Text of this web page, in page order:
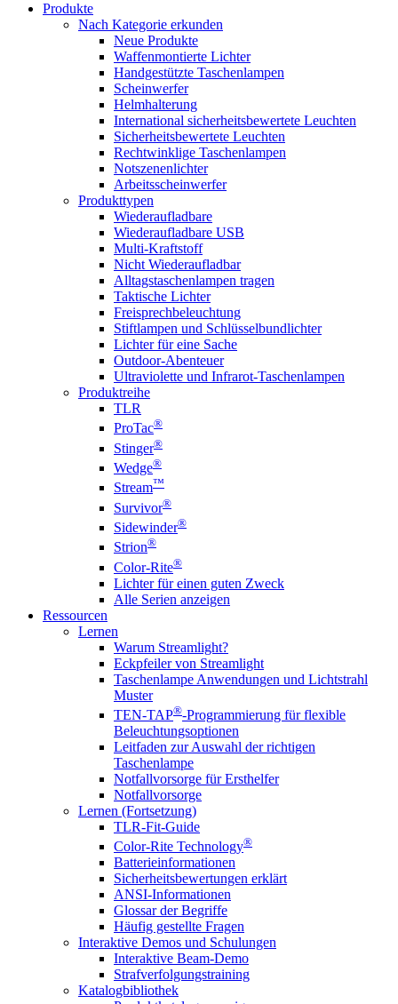
Produkte
Nach Kategorie erkunden
Neue Produkte
Waffenmontierte Lichter
Handgestützte Taschenlampen
Scheinwerfer
Helmhalterung
International sicherheitsbewertete Leuchten
Sicherheitsbewertete Leuchten
Rechtwinklige Taschenlampen
Notszenenlichter
Arbeitsscheinwerfer
Produkttypen
Wiederaufladbare
Wiederaufladbare USB
Multi-Kraftstoff
Nicht Wiederaufladbar
Alltagstaschenlampen tragen
Taktische Lichter
Freisprechbeleuchtung
Stiftlampen und Schlüsselbundlichter
Lichter für eine Sache
Outdoor-Abenteuer
Ultraviolette und Infrarot-Taschenlampen
Produktreihe
TLR
ProTac®
Stinger®
Wedge®
Stream™
Survivor®
Sidewinder®
Strion®
Color-Rite®
Lichter für einen guten Zweck
Alle Serien anzeigen
Ressourcen
Lernen
Warum Streamlight?
Eckpfeiler von Streamlight
Taschenlampe Anwendungen und Lichtstrahl
Muster
TEN-TAP®-Programmierung für flexible
Beleuchtungsoptionen
Leitfaden zur Auswahl der richtigen
Taschenlampe
Notfallvorsorge für Ersthelfer
Notfallvorsorge
Lernen (Fortsetzung)
TLR-Fit-Guide
Color-Rite Technology®
Batterieinformationen
Sicherheitsbewertungen erklärt
ANSI-Informationen
Glossar der Begriffe
Häufig gestellte Fragen
Interaktive Demos und Schulungen
Interaktive Beam-Demo
Strafverfolgungstraining
Katalogbibliothek